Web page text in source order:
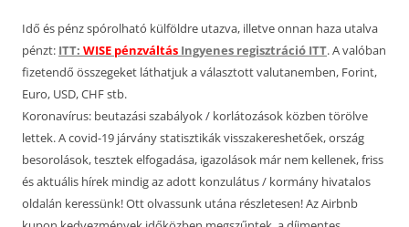
Idő és pénz spórolható külföldre utazva, illetve onnan haza utalva
pénzt: ITT: WISE pénzváltás Ingyenes regisztráció ITT. A valóban
fizetendő összegeket láthatjuk a választott valutanemben, Forint,
Euro, USD, CHF stb.
Koronavírus: beutazási szabályok / korlátozások közben törölve
lettek. A covid-19 járvány statisztikák visszakereshetőek, ország
besorolások, tesztek elfogadása, igazolások már nem kellenek, friss
és aktuális hírek mindig az adott konzulátus / kormány hivatalos
oldalán keressünk! Ott olvassunk utána részletesen! Az Airbnb